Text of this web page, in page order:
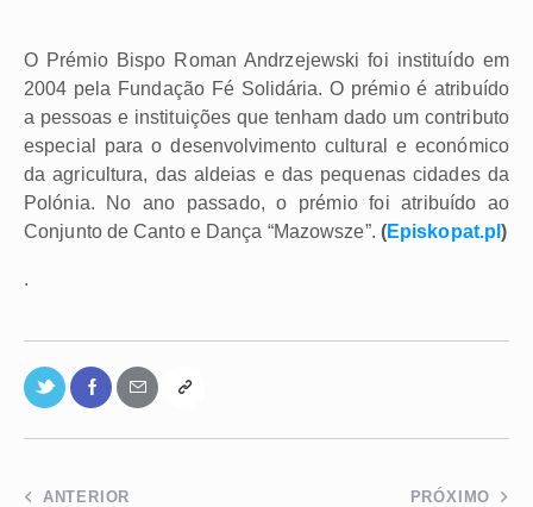
O Prémio Bispo Roman Andrzejewski foi instituído em
2004 pela Fundação Fé Solidária. O prémio é atribuído
a pessoas e instituições que tenham dado um contributo
especial para o desenvolvimento cultural e económico
da agricultura, das aldeias e das pequenas cidades da
Polónia. No ano passado, o prémio foi atribuído ao
Conjunto de Canto e Dança “Mazowsze”. (Episkopat.pl)
.
ANTERIOR PRÓXIMO